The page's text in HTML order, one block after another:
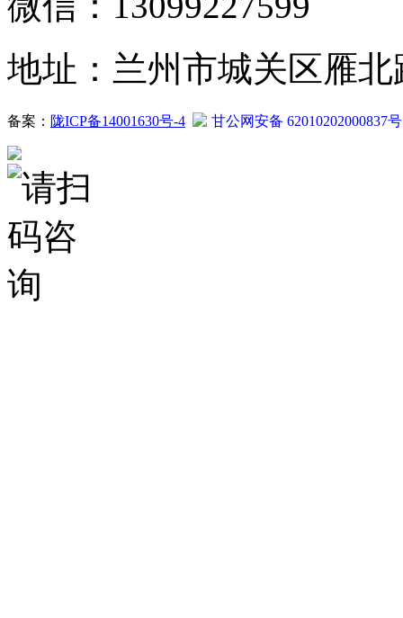
地址：兰州市城关区雁北
备案： 陇ICP备14001630号-4 甘公网安备 62010202000837号